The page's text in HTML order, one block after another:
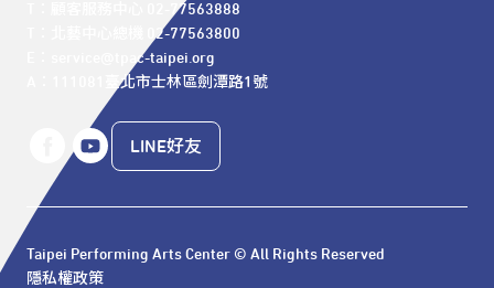
T：顧客服務中心 02-77563888
T：北藝中心總機 02-77563800
E：service@tpac-taipei.org
A：111081臺北市士林區劍潭路1號
LINE好友
Taipei Performing Arts Center © All Rights Reserved
隱私權政策